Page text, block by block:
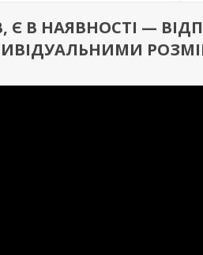
Є В НАЯВНОСТІ —